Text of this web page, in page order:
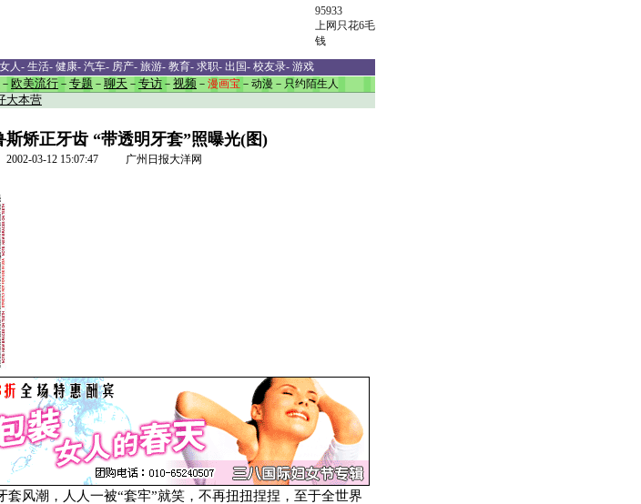
95933
上网只花6毛
钱
女人- 生活- 健康- 汽车- 房产- 旅游- 教育- 求职- 出国- 校友录- 游戏
－ 欧美流行 － 专题 － 聊天 － 专访 － 视频 － 漫画宝 － 动漫 － 只约陌生人
大本营
斯矫正牙齿 “带透明牙套”照曝光(图)
2002-03-12 15:07:47 广州日报大洋网
风潮，人人一被“套牢”就笑，不再扭扭捏捏，至于全世界